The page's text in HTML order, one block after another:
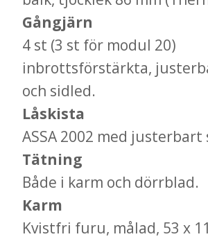
Gångjärn
4 st (3 st för modul 20)
inbrottsförstärkta,
och sidled.
Låskista
ASSA 2002 med
Tätning
Både i karm och dörrblad.
Karm
Kvistfri furu, målad, 53 x